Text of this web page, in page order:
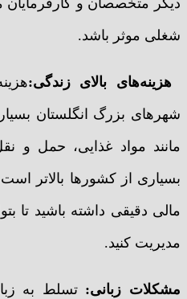
دیگر متخصصان و
شغلی موثر باشد.
هزینه‌های بالای زندگی:
شهرهای بزرگ انگلستان
مانند مواد غذایی، حمل و
بسیاری از کشورها بالاتر
مالی دقیقی داشته باشید تا
مدیریت کنید.
مشکلات زبانی: تسلط به